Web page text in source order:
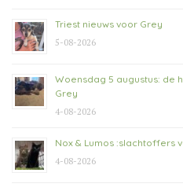
Triest nieuws voor Grey
5-08-2026
Woensdag 5 augustus: de
Grey
4-08-2026
Nox & Lumos :slachtoffers
4-08-2026